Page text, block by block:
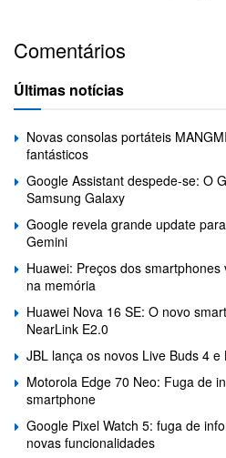
Comentários
Últimas notícias
Novas consolas portáteis
fantásticos
Google Assistant despede-se: O
Samsung Galaxy
Google revela grande update
Gemini
Huawei: Preços dos
na memória
Huawei Nova 16 SE: O novo
NearLink E2.0
JBL lança os novos Live Buds 4 e
Motorola Edge 70 Neo: Fuga de
smartphone
Google Pixel Watch 5: fuga de
novas funcionalidades